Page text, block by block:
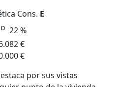
Cons. E
22 %
€
€
por sus vistas